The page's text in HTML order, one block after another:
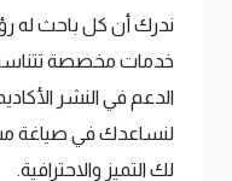
ندرك أن كل باحث له
خدمات مخصصة تتناسب
الدعم في النشر
لنساعدك في صياغة
لك التميز والاحترافية.